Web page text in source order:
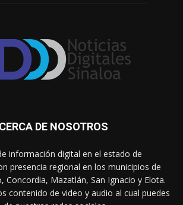
DE NOSOTROS
información digital en el estado de
presencia regional en los municipios de
Concordia, Mazatlán, San Ignacio y Elota.
contenido de video y audio al cual puedes